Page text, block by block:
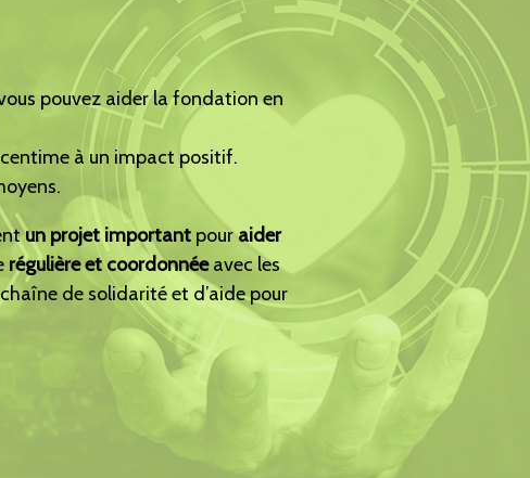
pouvez aider la fondation en
à un impact positif.
un projet importantpouraider
régulière et coordonnéeavec les
de solidarité et d’aide pour